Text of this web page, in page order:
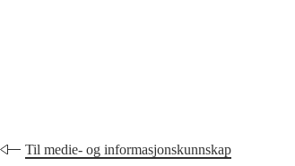
Til medie- og informasjonskunnskap